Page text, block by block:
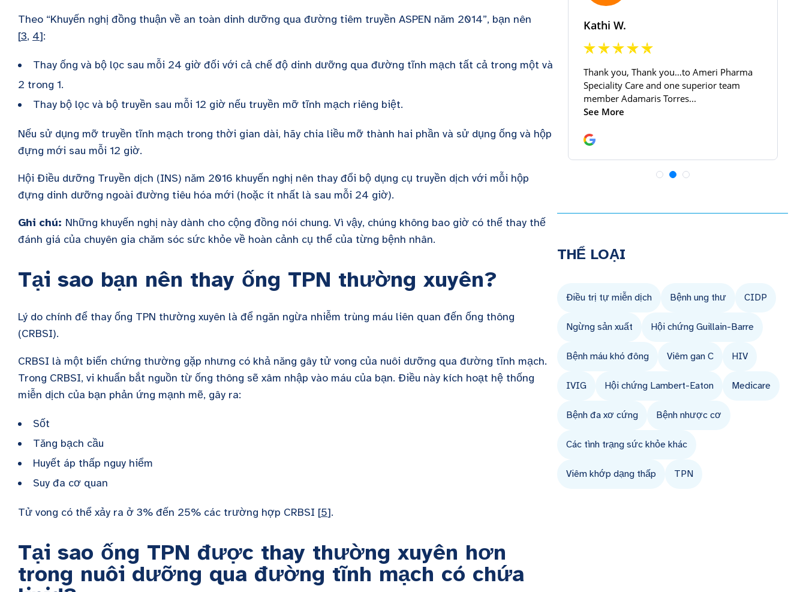
Theo “Khuyến nghị đồng thuận về an toàn dinh dưỡng qua đường tiêm truyền ASPEN năm 2014”, bạn nên
[3, 4]:
Thay ống và bộ lọc sau mỗi 24 giờ đối với cả chế độ dinh dưỡng qua đường tĩnh mạch tất cả trong một và
2 trong 1.
Thay bộ lọc và bộ truyền sau mỗi 12 giờ nếu truyền mỡ tĩnh mạch riêng biệt.
Nếu sử dụng mỡ truyền tĩnh mạch trong thời gian dài, hãy chia liều mỡ thành hai phần và sử dụng ống và hộp
đựng mới sau mỗi 12 giờ.
Hội Điều dưỡng Truyền dịch (INS) năm 2016 khuyến nghị nên thay đổi bộ dụng cụ truyền dịch với mỗi hộp
đựng dinh dưỡng ngoài đường tiêu hóa mới (hoặc ít nhất là sau mỗi 24 giờ).
Ghi chú: Những khuyến nghị này dành cho cộng đồng nói chung. Vì vậy, chúng không bao giờ có thể thay thế
đánh giá của chuyên gia chăm sóc sức khỏe về hoàn cảnh cụ thể của từng bệnh nhân.
Tại sao bạn nên thay ống TPN thường xuyên?
Lý do chính để thay ống TPN thường xuyên là để ngăn ngừa nhiễm trùng máu liên quan đến ống thông
(CRBSI).
CRBSI là một biến chứng thường gặp nhưng có khả năng gây tử vong của nuôi dưỡng qua đường tĩnh mạch.
Trong CRBSI, vi khuẩn bắt nguồn từ ống thông sẽ xâm nhập vào máu của bạn. Điều này kích hoạt hệ thống
miễn dịch của bạn phản ứng mạnh mẽ, gây ra:
Sốt
Tăng bạch cầu
Huyết áp thấp nguy hiểm
Suy đa cơ quan
Tử vong có thể xảy ra ở 3% đến 25% các trường hợp CRBSI [5].
Tại sao ống TPN được thay thường xuyên hơn
trong nuôi dưỡng qua đường tĩnh mạch có chứa
THỂ LOẠI
Điều trị tự miễn dịch Bệnh ung thư CIDP
Ngừng sản xuất Hội chứng Guillain-Barre
Bệnh máu khó đông Viêm gan C HIV
IVIG Hội chứng Lambert-Eaton Medicare
Bệnh đa xơ cứng Bệnh nhược cơ
Các tình trạng sức khỏe khác
Viêm khớp dạng thấp TPN